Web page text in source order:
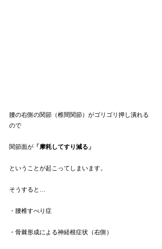
腰の右側の関節（椎間関節）がゴリゴリ押し潰れる
ので
関節面が 「摩耗してすり減る」
ということが起こってしまいます。
そうすると…
・腰椎すべり症
・骨棘形成による神経根症状（右側）